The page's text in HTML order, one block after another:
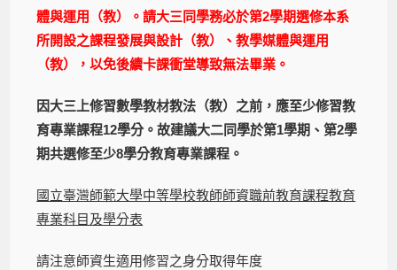
體與運用（教）。請大三同學務必於第2學期選修本系
所開設之課程發展與設計（教）、教學媒體與運用
（教），以免後續卡課衝堂導致無法畢業。
因大三上修習數學教材教法（教）之前，應至少修習教
育專業課程12學分。故建議大二同學於第1學期、第2學
期共選修至少8學分教育專業課程 。
國立臺灣師範大學中等學校教師師資職前教育課程教育
專業科目及學分表
請注意師資生適用修習之身分取得年度